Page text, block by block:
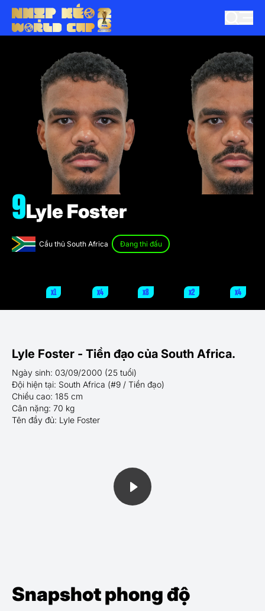
Cầu thủ South Africa Đang thi đấu
9Lyle Foster
x1 x4 x8 x2 x4
Lyle Foster - Tiền đạo của South Africa.
Ngày sinh: 03/09/2000 (25 tuổi)
Đội hiện tại: South Africa (#9 / Tiền đạo)
Chiều cao: 185 cm
Cân nặng: 70 kg
Tên đầy đủ: Lyle Foster
Snapshot phong độ